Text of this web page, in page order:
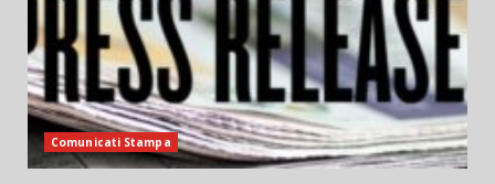
Comunicati Stampa